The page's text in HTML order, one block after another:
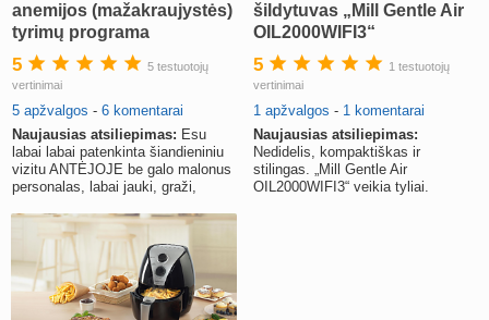
anemijos (mažakraujystės)
tyrimų programa
5
5 testuotojų
vertinimai
5 apžvalgos - 6 komentarai
Naujausias atsiliepimas: Esu
labai labai patenkinta šiandieniniu
vizitu ANTĖJOJE be galo malonus
personalas, labai jauki, graži,
šildytuvas „Mill Gentle Air
OIL2000WIFI3“
5
1 testuotojų
vertinimai
1 apžvalgos - 1 komentarai
Naujausias atsiliepimas:
Nedidelis, kompaktiškas ir
stilingas. „Mill Gentle Air
OIL2000WIFI3“ veikia tyliai.